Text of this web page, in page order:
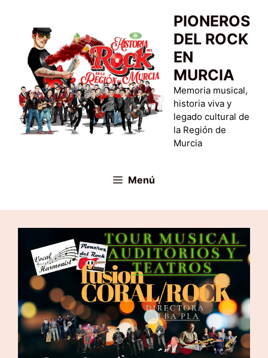
contenido
PIONEROS
DEL ROCK
EN
MURCIA
Memoria musical,
historia viva y
legado cultural de
la Región de
Murcia
Menú